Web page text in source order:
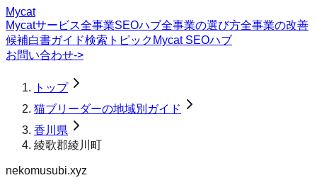
Mycat
Mycatサービス全事業SEOハブ全事業の選び方全事業の改善
候補白書ガイド検索トピック Mycat SEOハブ
お問い合わせ->
トップ
猫ブリーダーの地域別ガイド
香川県
綾歌郡綾川町
nekomusubi.xyz